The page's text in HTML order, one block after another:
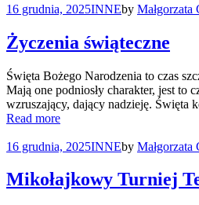
16 grudnia, 2025INNEby Małgorzata
Życzenia świąteczne
Święta Bożego Narodzenia to czas
Mają one podniosły charakter, jest to
wzruszający, dający nadzieję. Święta
Read more
16 grudnia, 2025INNEby Małgorzata
Mikołajkowy Turniej